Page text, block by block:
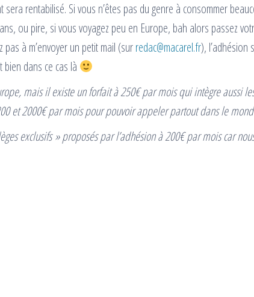
rentabilisé. Si vous n’êtes pas du genre à consommer
ou pire, si vous voyagez peu en Europe, bah alors passez
à m’envoyer un petit mail (surredac@macarel.fr), l’adhésion
dans ce cas là
mais il existe un forfait à 250€ par mois qui intègre aussi
et 2000€ par mois pour pouvoir appeler partout dans le
exclusifs » proposés par l’adhésion à 200€ par mois car